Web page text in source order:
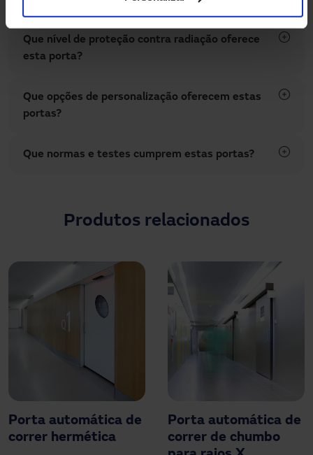
Que nível de proteção contra radiação oferece
esta porta?
Que opções de personalização oferecem estas
portas?
Que normas e testes cumprem estas portas?
Produtos relacionados
Porta automática de
correr hermética
Porta automática de
correr de chumbo